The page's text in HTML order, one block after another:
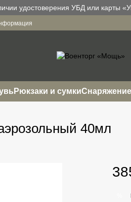
удостоверения УБД или карты
Рюкзаки и сумкиСнаряжение
40мл